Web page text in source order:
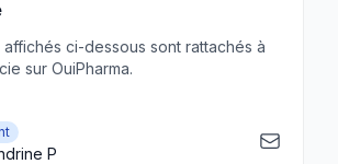
affichés ci-dessous sont rattachés à
sur OuiPharma.
P